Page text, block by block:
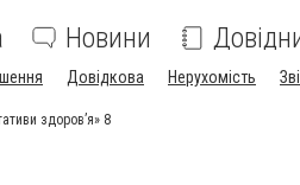
Новини
Довідкова Нерухомість
здоров’я» 8